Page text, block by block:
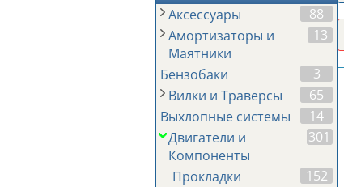
Аксессуары
88
Амортизаторы и
Маятники
13
Бензобаки
3
Вилки и Траверсы
65
Выхлопные системы
14
Двигатели и
Компоненты
301
Прокладки
152